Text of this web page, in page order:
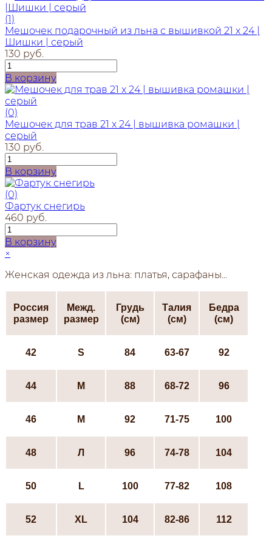
(1)
Мешочек подарочный из льна с вышивкой 21 х 24 |
Шишки | серый
130 руб.
В корзину
(0)
Мешочек для трав 21 х 24 | вышивка ромашки |
серый
130 руб.
В корзину
(0)
Фартук снегирь
460 руб.
В корзину
×
Женская одежда из льна: платья, сарафаны...
Россия
размер
Межд.
размер
Грудь
(см)
Талия
(см)
Бедра
(см)
42 S 84 63-67 92
44 М 88 68-72 96
46 М 92 71-75 100
48 Л 96 74-78 104
50 L 100 77-82 108
52 ХL 104 82-86 112